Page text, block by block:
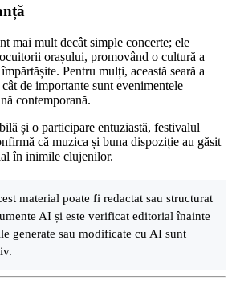
mai mult decât simple concerte; ele
orașului, promovând o cultură a
Pentru mulți, această seară a
de importante sunt evenimentele
contemporană.
și o participare entuziastă, festivalul
că muzica și buna dispoziție au găsit
în inimile clujenilor.
material poate fi redactat sau structurat
AI și este verificat editorial înainte
generate sau modificate cu AI sunt